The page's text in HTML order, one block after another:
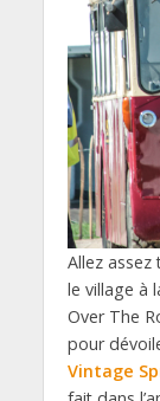
Allez
le village à
Over The
pour
Vintage